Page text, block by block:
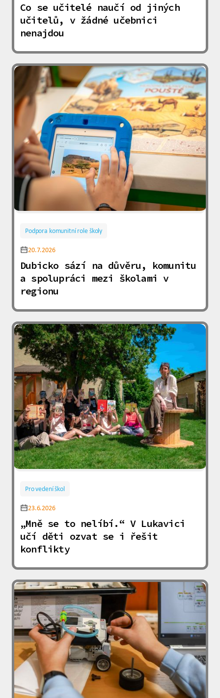
Co se učitelé naučí od jiných
učitelů, v žádné učebnici
nenajdou
Podpora komunitní role školy
20.7.2026
Dubicko sází na důvěru, komunitu
a spolupráci mezi školami v
regionu
Pro vedení škol
23.6.2026
„Mně se to nelíbí.“ V Lukavici
učí děti ozvat se i řešit
konflikty